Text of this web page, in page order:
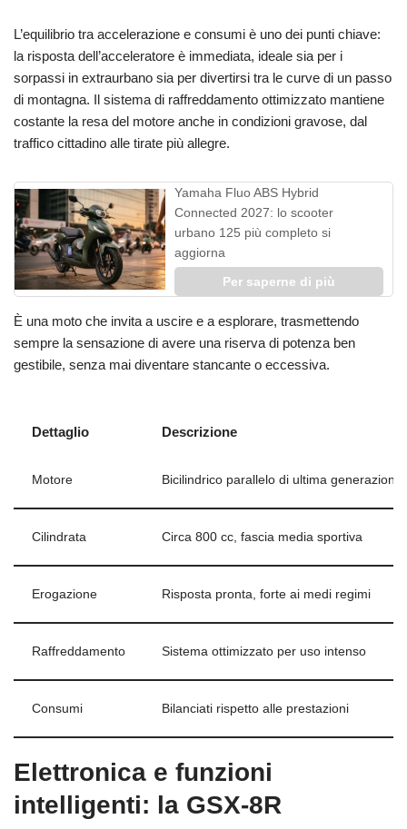
L’equilibrio tra accelerazione e consumi è uno dei punti chiave:
la risposta dell’acceleratore è immediata, ideale sia per i
sorpassi in extraurbano sia per divertirsi tra le curve di un passo
di montagna. Il sistema di raffreddamento ottimizzato mantiene
costante la resa del motore anche in condizioni gravose, dal
traffico cittadino alle tirate più allegre.
Yamaha Fluo ABS Hybrid
Connected 2027: lo scooter
urbano 125 più completo si
aggiorna
Per saperne di più
È una moto che invita a uscire e a esplorare, trasmettendo
sempre la sensazione di avere una riserva di potenza ben
gestibile, senza mai diventare stancante o eccessiva.
Dettaglio Descrizione
Motore Bicilindrico parallelo di ultima generazione
Cilindrata Circa 800 cc, fascia media sportiva
Erogazione Risposta pronta, forte ai medi regimi
Raffreddamento Sistema ottimizzato per uso intenso
Consumi Bilanciati rispetto alle prestazioni
Elettronica e funzioni
intelligenti: la GSX-8R